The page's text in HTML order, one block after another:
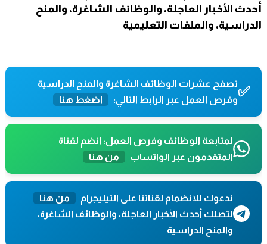
أحدث الأخبار العاجلة، والوظائف الشاغرة، والمنح
الدراسية، والملفات التعليمية
✅تصفح عشرات الوظائف الشاغرة والمنح الدراسية
وفرص العمل عبر الرابط التالي:
اضغط هنا
لمتابعة الوظائف وفرص العمل؛ انضم لقناة
المتقدمون عبر الواتساب
من هنا
ندعوك للانضمام لقناتنا على التيليجرام
من هنا
لتصلك أحدث الأخبار العاجلة، والوظائف الشاغرة،
والمنح الدراسية